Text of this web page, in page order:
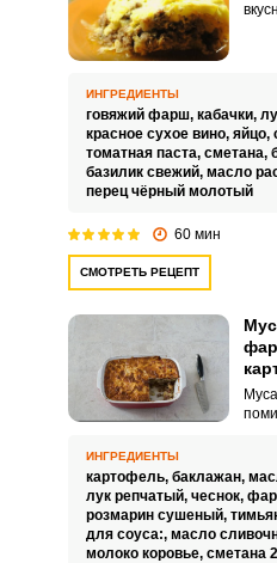
ИНГРЕДИЕНТЫ
говяжий фарш, кабачки,
красное сухое вино, яйцо,
томатная паста, сметана,
базилик свежий, масло
перец чёрный молотый
60 мин
СМОТРЕТЬ РЕЦЕПТ
но и
и
ИНГРЕДИЕНТЫ
картофель, баклажан,
лук репчатый, чеснок,
розмарин сушеный,
для соуса:, масло
молоко коровье, сметана